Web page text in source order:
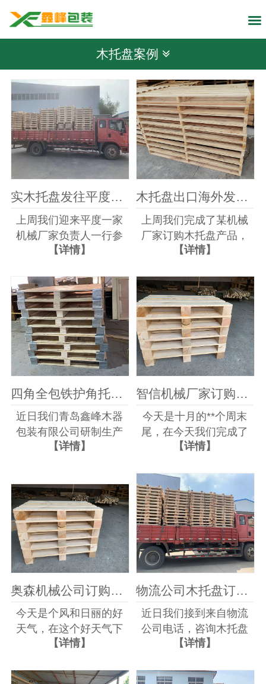
木托盘案例
实木托盘发往平度机械厂家
上周我们迎来平度一家
机械厂家负责人一行参
观木托盘生产车间，我
限公司车间主任在陪同
参观中为客户带零客户
产看了我们免熏蒸实木
托盘在生产中的每一个
细节， 客户在...
【详情】
木托盘出口海外发货中
上周我们完成了某机械
厂家订购木托盘产品，
在使用中效果良好，近
来电为我们青岛鑫峰木
器包装有限公司转介绍
了一位物流客户，该物
流早在双十一的时候仓
库木托盘在周...
【详情】
四角全包铁护角托盘新产品上线迎来海诚机械厂家下单
近日我们青岛鑫峰木器
包装有限公司研制生产
的四角全包铁护角托
户，我们专业人员在电
话中邀约了该客户今天
来我们公司生产车间进
行参观，这次邀...
【详情】
智信机械厂家订购木托盘一批已发货
今天是十月的**个周末
尾，在今天我们完成了
上周签约订购木托盘的
机械厂家订购的这批木
托盘订单是有老客户介
绍而来，因此在沟通合
作上比较顺利，这次智
信厂家订购...
【详情】
今天是个风和日丽的好
天气，在这个好天气下
我们公司完成了奥森机
盘产品订单，这批是木
【详情】
物流公司木托盘订购完工发货中
近日我们接到来自物流
公司电话，咨询木托盘
订购相关事宜，该物流
仓内放置木托盘，好周
【详情】